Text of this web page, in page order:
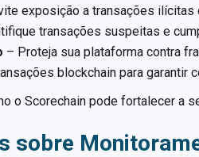
exposição a transações ilícitas
transações suspeitas e
– Proteja sua plataforma contra
blockchain para garantir
o Scorechain pode fortalecer a
sobre